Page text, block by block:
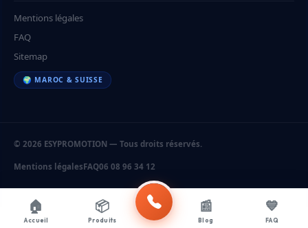
🏠
Accueil
📦
Produits
📰
Blog
💙
FAQ
Mentions légales
FAQ
Sitemap
🌍 MAROC & SUISSE
© 2026 ESYPROMOTION — Tous droits réservés.
Mentions légalesFAQ06 08 96 34 12